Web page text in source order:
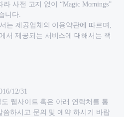
사전 고지 없이 “Magic Mornings”
니다.
는 제공업체의 이용약관에 따르며,
서 제공되는 서비스에 대해서는 책
12/31
웹사이트 혹은 아래 연락처를 통
하시고 문의 및 예약 하시기 바랍